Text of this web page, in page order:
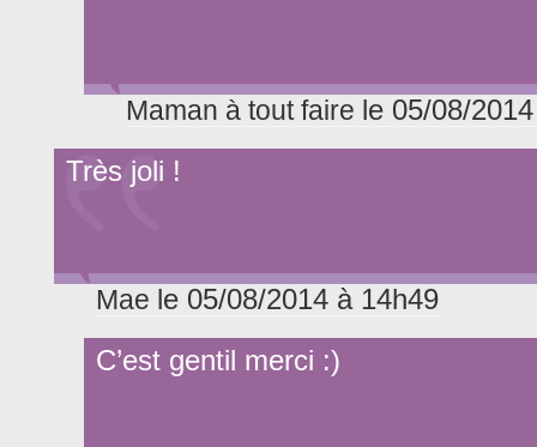
Maman à tout faire le 05/08/
Très joli !
Mae le 05/08/2014 à 14h49
C’est gentil merci :)